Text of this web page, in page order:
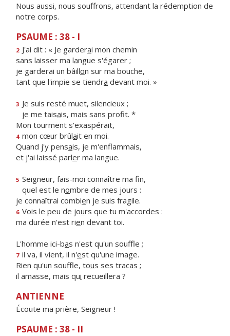
Nous aussi, nous souffrons, attendant la rédemption de
notre corps.
PSAUME : 38 - I
2 J'ai dit : « Je garderai mon chemin
sans laisser ma langue s'égarer ;
je garderai un bâillon sur ma bouche,
tant que l'impie se tiendra devant moi. »
3 Je suis resté muet, silencieux ;
je me taisais, mais sans profit. *
Mon tourment s'exaspérait,
4 mon cœur brûlait en moi.
Quand j'y pensais, je m'enflammais,
et j'ai laissé parler ma langue.
5 Seigneur, fais-moi connaître ma fin,
quel est le nombre de mes jours :
je connaîtrai combien je suis fragile.
6 Vois le peu de jours que tu m'accordes :
ma durée n'est rien devant toi.
L'homme ici-bas n'est qu'un souffle ;
7 il va, il vient, il n'est qu'une image.
Rien qu'un souffle, tous ses tracas ;
il amasse, mais qui recueillera ?
ANTIENNE
Écoute ma prière, Seigneur !
PSAUME : 38 - II